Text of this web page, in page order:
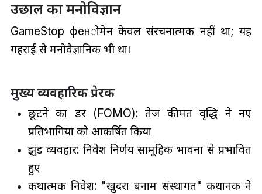
उछाल का मनोविज्ञान
GameStop фенोमेन केवल संरचनात्मक नहीं था; यह
गहराई से मनोवैज्ञानिक भी था।
मुख्य व्यवहारिक प्रेरक
छूटने का डर (FOMO): तेज कीमत वृद्धि ने नए
प्रतिभागियों को आकर्षित किया
झुंड व्यवहार: निवेश निर्णय सामूहिक भावना से प्रभावित
हुए
कथात्मक निवेश: "खुदरा बनाम संस्थागत" कथानक ने